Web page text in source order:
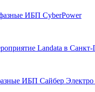
ИБП CyberPower
Landata в Санкт-
ИБП Сайбер